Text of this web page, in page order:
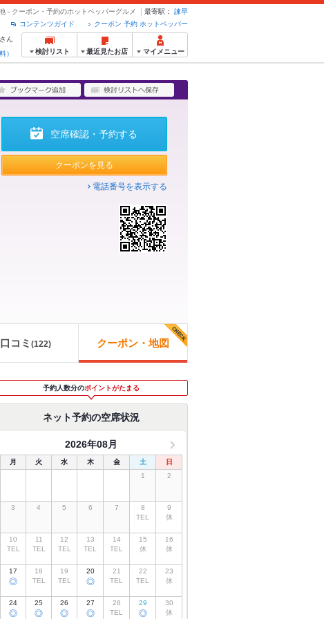
- クーポン・予約のホットペッパーグルメ 最寄駅：
諫早
クーポン 予約 ホットペッパー
コンテンツガイド
さん
）
検討リスト 最近見たお店 マイメニュー
空席確認・予約する
クーポンを見る
電話番号を表示する
口コミ (122) クーポン・地図
予約人数分のポイントがたまる
ネット予約の空席状況
2026年08月
月 火 水 木 金 土
日
1
2
3 4 5 6 7
8
TEL
9
休
10
TEL
11
TEL
12
TEL
13
TEL
14
TEL
15
休
16
休
17
◎
18
TEL
19
TEL
20
◎
21
TEL
22
TEL
23
休
24
◎
25
◎
26
◎
27
◎
28
TEL
29
◎
30
休